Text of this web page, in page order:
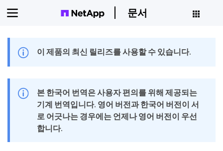
문서
이 제품의 최신 릴리즈를 사용할 수 있습니다.
본 한국어 번역은 사용자 편의를 위해 제공되는
기계 번역입니다. 영어 버전과 한국어 버전이 서
로 어긋나는 경우에는 언제나 영어 버전이 우선
합니다.